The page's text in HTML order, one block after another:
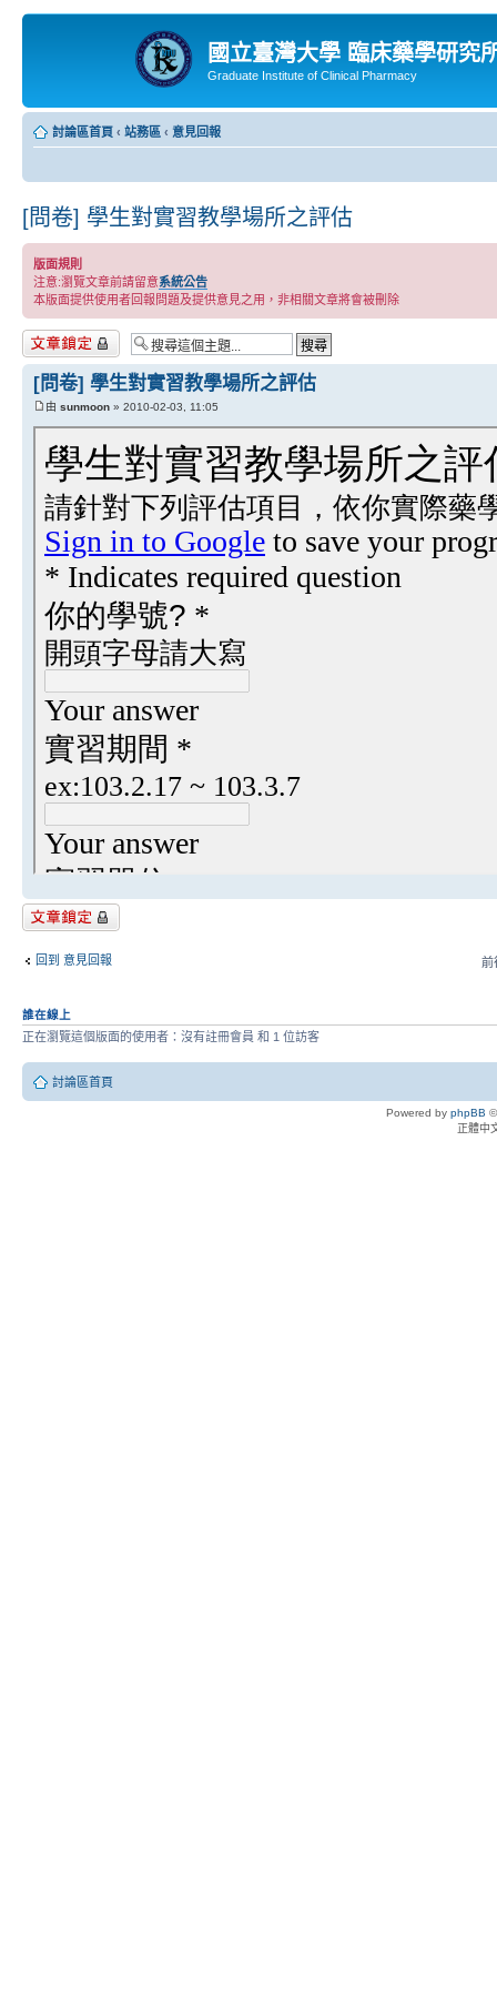
國立臺灣大學 臨床藥學研究
Graduate Institute of Clinical Pharmacy
討論區首頁 ‹ 站務區 ‹ 意見回報
[問卷] 學生對實習教學場所之評估
版面規則
注意:瀏覽文章前請留意系統公告
本版面提供使用者回報問題及提供意見之用，非相關文章將會被刪除
主題已鎖定
[問卷] 學生對實習教學場所之評估
由 sunmoon » 2010-02-03, 11:05
主題已鎖定
回到 意見回報 前
誰在線上
正在瀏覽這個版面的使用者：沒有註冊會員 和 1 位訪客
討論區首頁
Powered by phpBB
正體中